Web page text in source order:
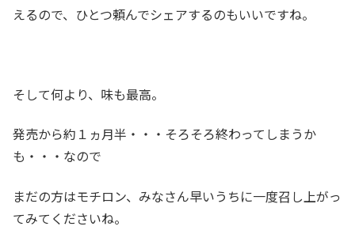
えるので、ひとつ頼んでシェアするのもいいですね。
そして何より、味も最高。
発売から約１ヵ月半・・・そろそろ終わってしまうか
も・・・なので
まだの方はモチロン、みなさん早いうちに一度召し上がっ
てみてくださいね。